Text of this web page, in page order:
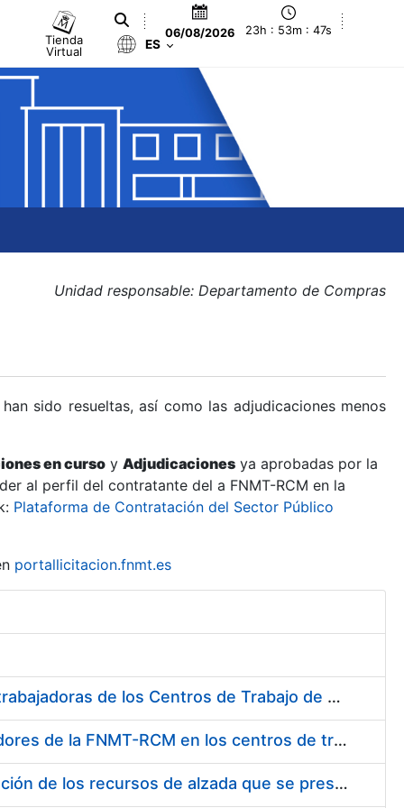
Tienda
Virtual
06/08/2026 23h : 53m : 48s
ES
Unidad responsable: Departamento de Compras
sido resueltas, así como las adjudicaciones menos
en curso y Adjudicaciones ya aprobadas por la
al perfil del contratante del a FNMT-RCM en la
Plataforma de Contratación del Sector Público
portallicitacion.fnmt.es
Suministro de Protectores Auditivos a medida para las personas trabajadoras de los Centros de Trabajo de Madrid y Burgos
Suministro de gafas graduadas antiproyecciones para los trabajadores de la FNMT-RCM en los centros de trabajo de Madrid y Burgos
Servicios de una empresa externa para el asesoramiento y resolución de los recursos de alzada que se presentan relacionados con procesos de selección para la FNMT-RCM